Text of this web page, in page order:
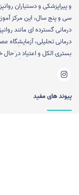
و پیراپزشکی و دستیاران
درمانی گسترده ای مانند
درمانی تحلیلی،
بستری الکل و اعتیاد در
پیوند های مفید